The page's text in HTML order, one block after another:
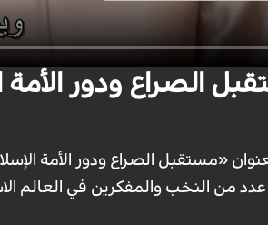
الصراع ودور الأمة
«مستقبل الصراع ودور الأمة
من النخب والمفكرين في العالم